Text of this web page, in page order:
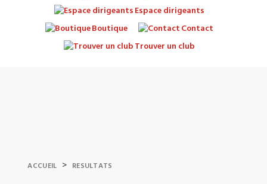
Espace dirigeants
Boutique
Contact
Trouver un club
ACCUEIL > RESULTATS